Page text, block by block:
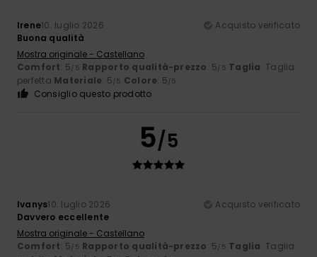
Irene10. luglio 2026
Acquisto verificato
Buona qualità
Mostra originale - Castellano
Comfort: 5/5 Rapporto qualità-prezzo: 5/5 Taglia: Taglia
perfetta Materiale: 5/5 Colore: 5/5
Consiglio questo prodotto
5/5
Ivanys10. luglio 2026
Acquisto verificato
Davvero eccellente
Mostra originale - Castellano
Comfort: 5/5 Rapporto qualità-prezzo: 5/5 Taglia: Taglia